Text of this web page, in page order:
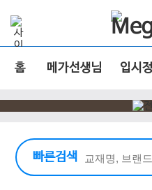
홈 메가선생님 입시
빠른검색